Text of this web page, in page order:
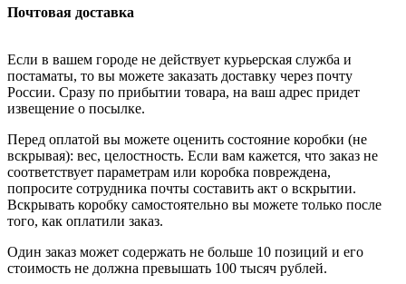
Почтовая доставка
Если в вашем городе не действует курьерская служба и
постаматы, то вы можете заказать доставку через почту
России. Сразу по прибытии товара, на ваш адрес придет
извещение о посылке.
Перед оплатой вы можете оценить состояние коробки (не
вскрывая): вес, целостность. Если вам кажется, что заказ не
соответствует параметрам или коробка повреждена,
попросите сотрудника почты составить акт о вскрытии.
Вскрывать коробку самостоятельно вы можете только после
того, как оплатили заказ.
Один заказ может содержать не больше 10 позиций и его
стоимость не должна превышать 100 тысяч рублей.